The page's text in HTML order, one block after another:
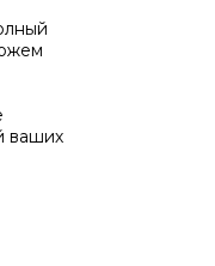
ваших